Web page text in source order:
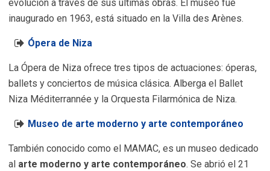
evolución a través de sus últimas obras. El museo fue
inaugurado en 1963, está situado en la Villa des Arènes.
Ópera de Niza
La Ópera de Niza ofrece tres tipos de actuaciones: óperas,
ballets y conciertos de música clásica. Alberga el Ballet
Niza Méditerrannée y la Orquesta Filarmónica de Niza.
Museo de arte moderno y arte contemporáneo
También conocido como el MAMAC, es un museo dedicado
al arte moderno y arte contemporáneo. Se abrió el 21